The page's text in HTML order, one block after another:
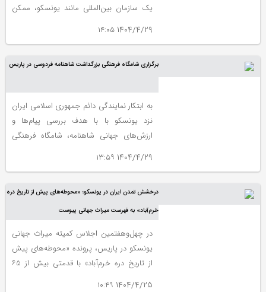
یک سازمان بین‌المللی مانند یونسکو، ممکن
اسطوره‌های باستانی و آثار کهن، درباره ایران و
فارسی‌زبانان بلکه در کل جهان جایگاهی یگانه
است.
1404/4/29 ۱۴:۰۵
برگزاری شامگاه فرهنگی بزرگداشت شاهنامه فردوسی در پاریس
به ابتکار نمایندگی دائم جمهوری اسلامی ایران
نزد یونسکو با با هدف بررسی پیام‌ها و
ارزش‌های جهانی شاهنامه، شامگاه فرهنگی
فرهنگ و زبان پارسی برگزار شد.
1404/4/29 ۱۳:۵۹
درخشش تمدن ایران در یونسکو؛ «محوطه‌های پیش از تاریخ دره
خرم‌آباد» به فهرست میراث جهانی پیوست
در چهل‌وهفتمین اجلاس کمیته میراث جهانی
یونسکو در پاریس، پرونده «محوطه‌های پیش
از تاریخ دره خرم‌آباد» با قدمتی بیش از ۶۵
1404/4/25 ۱۰:۴۹